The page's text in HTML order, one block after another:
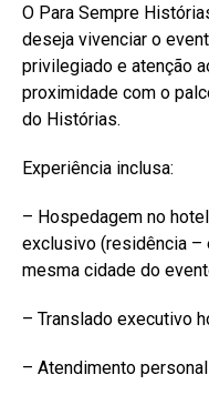
O Para Sempre
deseja vivenciar o
privilegiado e atenção
proximidade com o
do Histórias.
Experiência inclusa:
– Hospedagem no
exclusivo (residência –
mesma cidade do
– Translado executivo
– Atendimento